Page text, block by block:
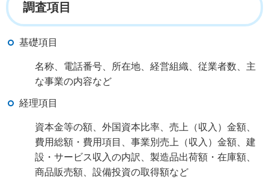
調査項目
基礎項目
名称、電話番号、所在地、経営組織、従業者数、主
な事業の内容など
経理項目
資本金等の額、外国資本比率、売上（収入）金額、
費用総額・費用項目、事業別売上（収入）金額、建
設・サービス収入の内訳、製造品出荷額・在庫額、
商品販売額、設備投資の取得額など